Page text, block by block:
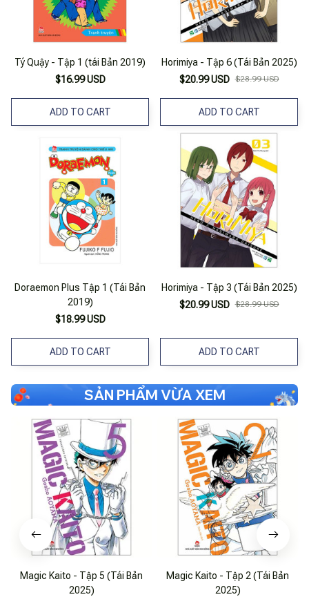
Tý Quậy - Tập 1 (tái Bản 2019)
$16.99 USD
ADD TO CART
Horimiya - Tập 6 (Tái Bản 2025)
$20.99 USD $28.99 USD
ADD TO CART
Doraemon Plus Tập 1 (Tái Bản
2019)
$18.99 USD
ADD TO CART
Horimiya - Tập 3 (Tái Bản 2025)
$20.99 USD $28.99 USD
ADD TO CART
SẢN PHẨM VỪA XEM
Magic Kaito - Tập 5 (Tái Bản
2025)
Magic Kaito - Tập 2 (Tái Bản
2025)